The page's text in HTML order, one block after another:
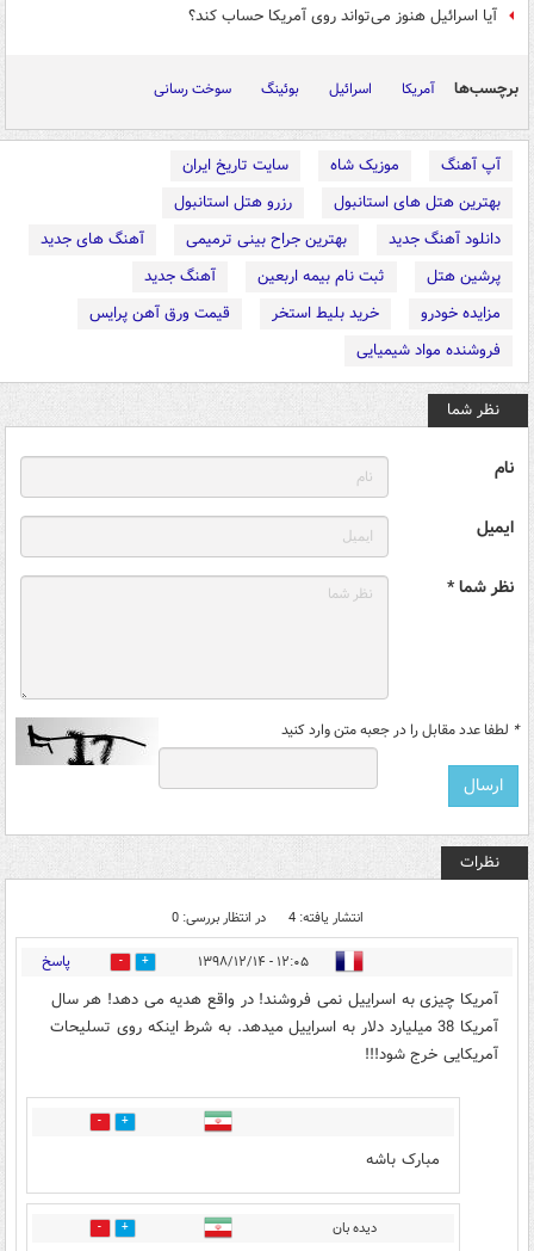
آیا اسرائیل هنوز می‌تواند روی آمریکا حساب کند؟
برچسب‌ها آمریکا اسرائیل بوئینگ سوخت رسانی
آپ آهنگ موزیک شاه
سایت تاریخ ایران
بهترین هتل های استانبول
رزرو هتل استانبول
دانلود آهنگ جدید
بهترین جراح بینی ترمیمی
آهنگ های جدید
پرشین هتل
ثبت نام بیمه اربعین
آهنگ جدید
مزایده خودرو
خرید بلیط استخر
قیمت ورق آهن پرایس
فروشنده مواد شیمیایی
نظر شما
نام
ایمیل
نظر شما *
* لطفا عدد مقابل را در جعبه متن وارد کنید
نظرات
انتشار یافته: 4 در انتظار بررسی: 0
۱۲:۰۵ - ۱۳۹۸/۱۲/۱۴ 15 پاسخ
آمریکا چیزی به اسراییل نمی فروشند!‌ در واقع هدیه می دهد!‌ هر سال
آمریکا 38 میلیارد دلار به اسراییل میدهد. به شرط اینکه روی تسلیحات
آمریکایی خرج شود!!!
1
مبارک باشه
دیده بان 3